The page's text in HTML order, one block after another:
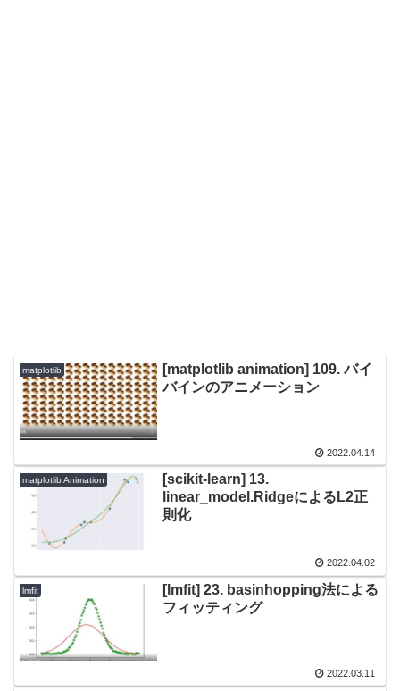
matplotlib
[matplotlib animation] 109. バイ
バインのアニメーション
2022.04.14
matplotlib Animation
[scikit-learn] 13.
linear_model.RidgeによるL2正
則化
2022.04.02
lmfit
[lmfit] 23. basinhopping法による
フィッティング
2022.03.11